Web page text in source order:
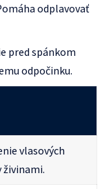
odplavovať
pred spánkom
odpočinku.
vlasových
živinami.